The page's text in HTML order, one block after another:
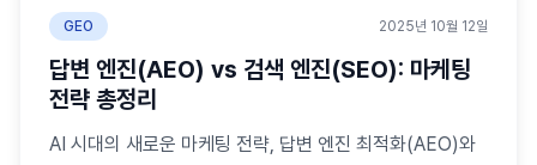
GEO 2025년 10월 12일
답변 엔진(AEO) vs 검색 엔진(SEO): 마케팅
전략 총정리
AI 시대의 새로운 마케팅 전략, 답변 엔진 최적화(AEO)와